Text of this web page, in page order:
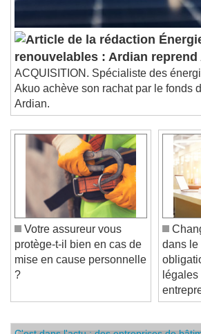
renouvelables : Ardian reprend
ACQUISITION. Spécialiste des
Akuo achève son rachat par le fonds
Ardian.
Votre assureur vous
protège-t-il bien en cas de
mise en cause personnelle
dans
légales